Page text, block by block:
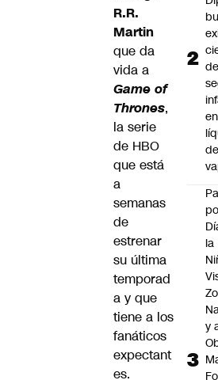
R.R.
Martin
que da
vida a
Game of
Thrones,
la serie
de HBO
que está
a
semanas
de
estrenar
su última
temporad
a y que
tiene a los
fanáticos
expectant
es.
de
en
de
la
y